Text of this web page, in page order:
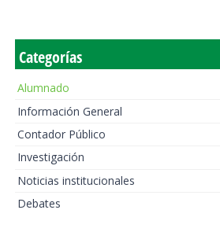
Categorías
Alumnado
Información General
Contador Público
Investigación
Noticias institucionales
Debates